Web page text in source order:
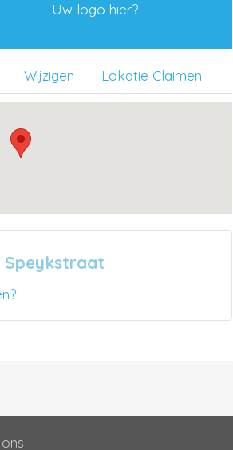
Uw logo hier?
Lokatie Claimen
Wijzigen
Speykstraat